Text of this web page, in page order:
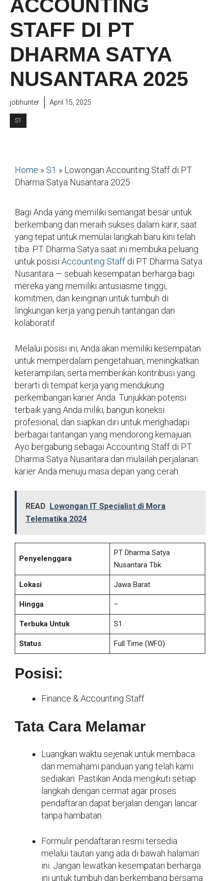
ACCOUNTING
STAFF DI PT
DHARMA SATYA
NUSANTARA 2025
jobhunter April 15, 2025
S1
Home » S1 » Lowongan Accounting Staff di PT
Dharma Satya Nusantara 2025
Bagi Anda yang memiliki semangat besar untuk
berkembang dan meraih sukses dalam karir, saat
yang tepat untuk memulai langkah baru kini telah
tiba. PT Dharma Satya saat ini membuka peluang
untuk posisi Accounting Staff di PT Dharma Satya
Nusantara — sebuah kesempatan berharga bagi
mereka yang memiliki antusiasme tinggi,
komitmen, dan keinginan untuk tumbuh di
lingkungan kerja yang penuh tantangan dan
kolaboratif.
Melalui posisi ini, Anda akan memiliki kesempatan
untuk memperdalam pengetahuan, meningkatkan
keterampilan, serta memberikan kontribusi yang
berarti di tempat kerja yang mendukung
perkembangan karier Anda. Tunjukkan potensi
terbaik yang Anda miliki, bangun koneksi
profesional, dan siapkan diri untuk menghadapi
berbagai tantangan yang mendorong kemajuan.
Ayo bergabung sebagai Accounting Staff di PT
Dharma Satya Nusantara dan mulailah perjalanan
karier Anda menuju masa depan yang cerah.
READ Lowongan IT Specialist di Mora
Telematika 2024
Penyelenggara
PT Dharma Satya
Nusantara Tbk
Lokasi Jawa Barat
Hingga –
Terbuka Untuk S1
Status Full Time (WFO)
Posisi:
Finance & Accounting Staff
Tata Cara Melamar
Luangkan waktu sejenak untuk membaca
dan memahami panduan yang telah kami
sediakan. Pastikan Anda mengikuti setiap
langkah dengan cermat agar proses
pendaftaran dapat berjalan dengan lancar
tanpa hambatan.
Formulir pendaftaran resmi tersedia
melalui tautan yang ada di bawah halaman
ini. Jangan lewatkan kesempatan berharga
ini untuk tumbuh dan berkembang bersama